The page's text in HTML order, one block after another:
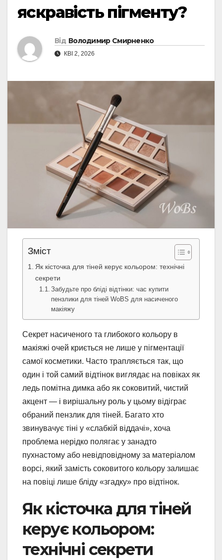
яскравість пігменту?
Від Володимир Смирненко
КВІ 2, 2026
Зміст
Як кісточка для тіней керує кольором: технічні
секрети
Забудьте про бліді відтінки: час купити
пензлики для тіней WoBS для насиченого
макіяжу
Секрет насиченого та глибокого кольору в
макіяжі очей криється не лише у пігментації
самої косметики. Часто трапляється так, що
один і той самий відтінок виглядає на повіках як
ледь помітна димка або як соковитий, чистий
акцент — і вирішальну роль у цьому відіграє
обраний пензлик для тіней. Багато хто
звинувачує тіні у «слабкій віддачі», хоча
проблема нерідко полягає у занадто
пухнастому або невідповідному за матеріалом
ворсі, який замість соковитого кольору залишає
на повіці лише бліду «згадку» про відтінок.
Як кісточка для тіней
керує кольором:
технічні секрети